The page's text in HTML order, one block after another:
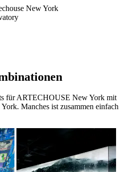
New York
für ARTECHOUSE New York mit
Manches ist zusammen einfach